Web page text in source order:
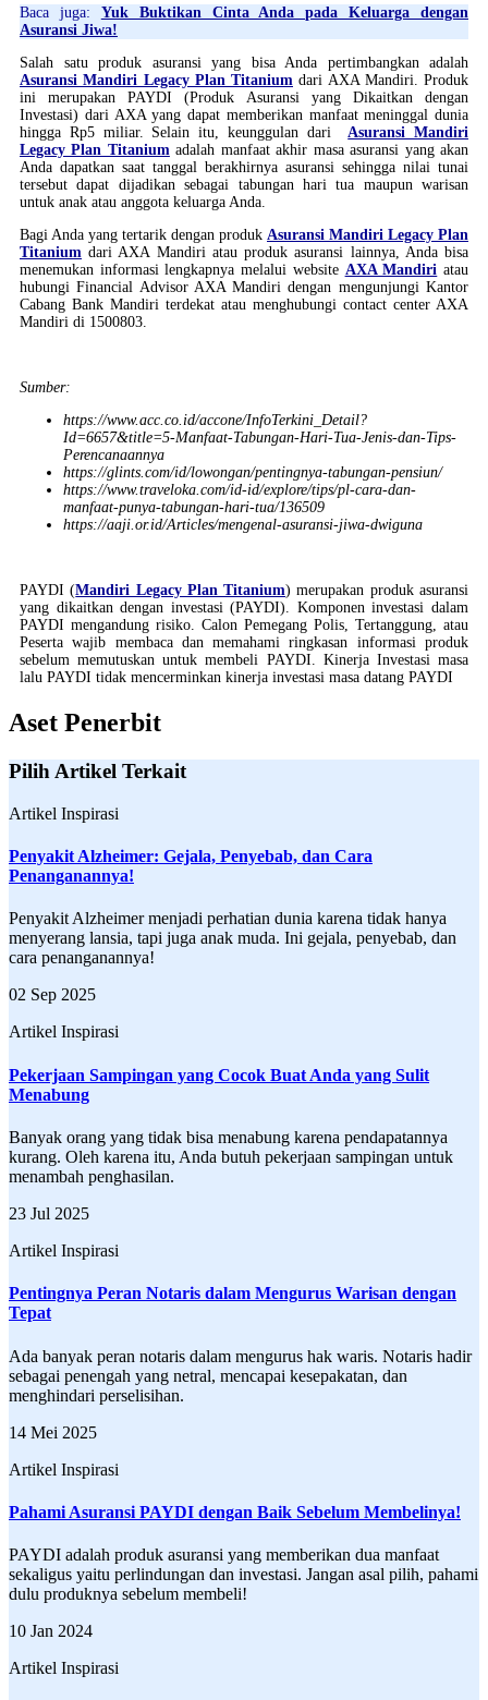
Baca juga: Yuk Buktikan Cinta Anda pada Keluarga dengan
Asuransi Jiwa!
Salah satu produk asuransi yang bisa Anda pertimbangkan adalah
Asuransi Mandiri Legacy Plan Titanium dari AXA Mandiri. Produk
ini merupakan PAYDI (Produk Asuransi yang Dikaitkan dengan
Investasi) dari AXA yang dapat memberikan manfaat meninggal dunia
hingga Rp5 miliar. Selain itu, keunggulan dariAsuransi Mandiri
Legacy Plan Titaniumadalah manfaat akhir masa asuransi yang akan
Anda dapatkan saat tanggal berakhirnya asuransi sehingga nilai tunai
tersebut dapat dijadikan sebagai tabungan hari tua maupun warisan
untuk anak atau anggota keluarga Anda.
Bagi Anda yang tertarik dengan produk Asuransi Mandiri Legacy Plan
Titanium dari AXA Mandiri atau produk asuransi lainnya, Anda bisa
menemukan informasi lengkapnya melalui website AXA Mandiri atau
hubungi Financial Advisor AXA Mandiri dengan mengunjungi Kantor
Cabang Bank Mandiri terdekat atau menghubungi contact center AXA
Mandiri di 1500803.
Sumber:
https://www.acc.co.id/accone/InfoTerkini_Detail?
Id=6657&title=5-Manfaat-Tabungan-Hari-Tua-Jenis-dan-Tips-
Perencanaannya
https://glints.com/id/lowongan/pentingnya-tabungan-pensiun/
https://www.traveloka.com/id-id/explore/tips/pl-cara-dan-
manfaat-punya-tabungan-hari-tua/136509
https://aaji.or.id/Articles/mengenal-asuransi-jiwa-dwiguna
PAYDI (Mandiri Legacy Plan Titanium) merupakan produk asuransi
yang dikaitkan dengan investasi (PAYDI). Komponen investasi dalam
PAYDI mengandung risiko. Calon Pemegang Polis, Tertanggung, atau
Peserta wajib membaca dan memahami ringkasan informasi produk
sebelum memutuskan untuk membeli PAYDI. Kinerja Investasi masa
lalu PAYDI tidak mencerminkan kinerja investasi masa datang PAYDI
Aset Penerbit
Pilih Artikel Terkait
Artikel Inspirasi
Penyakit Alzheimer: Gejala, Penyebab, dan Cara
Penanganannya!
Penyakit Alzheimer menjadi perhatian dunia karena tidak hanya
menyerang lansia, tapi juga anak muda. Ini gejala, penyebab, dan
cara penanganannya!
02 Sep 2025
Artikel Inspirasi
Pekerjaan Sampingan yang Cocok Buat Anda yang Sulit
Menabung
Banyak orang yang tidak bisa menabung karena pendapatannya
kurang. Oleh karena itu, Anda butuh pekerjaan sampingan untuk
menambah penghasilan.
23 Jul 2025
Artikel Inspirasi
Pentingnya Peran Notaris dalam Mengurus Warisan dengan
Tepat
Ada banyak peran notaris dalam mengurus hak waris. Notaris hadir
sebagai penengah yang netral, mencapai kesepakatan, dan
menghindari perselisihan.
14 Mei 2025
Artikel Inspirasi
Pahami Asuransi PAYDI dengan Baik Sebelum Membelinya!
PAYDI adalah produk asuransi yang memberikan dua manfaat
sekaligus yaitu perlindungan dan investasi. Jangan asal pilih, pahami
dulu produknya sebelum membeli!
10 Jan 2024
Artikel Inspirasi